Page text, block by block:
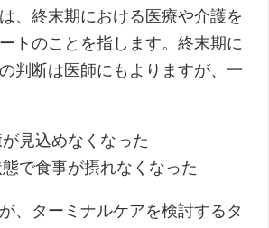
、終末期における医療や介護を
トのことを指します。終末期に
判断は医師にもよりますが、一
見込めなくなった
で食事が摂れなくなった
、ターミナルケアを検討するタ